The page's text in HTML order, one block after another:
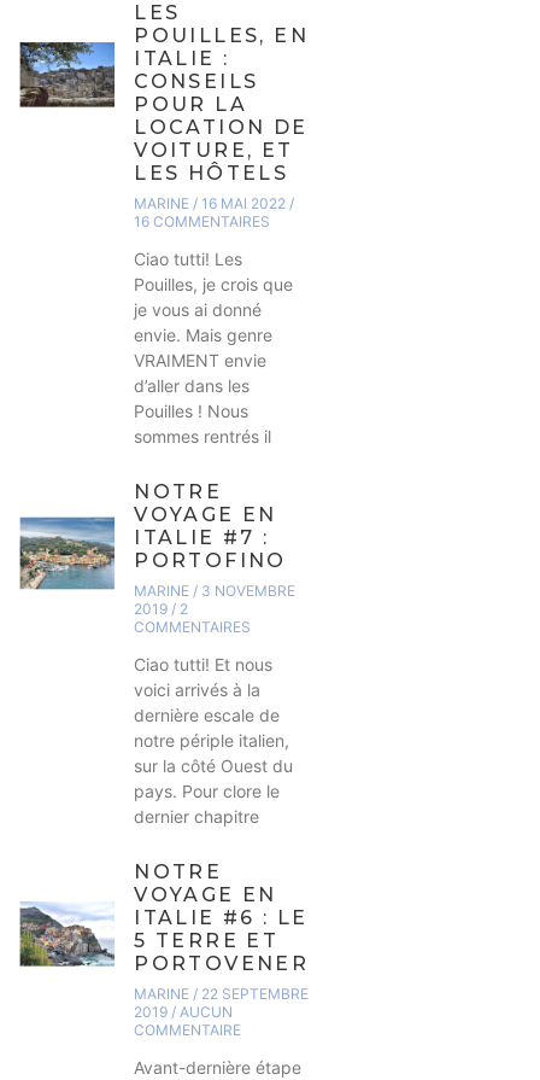
LES
POUILLES, EN
ITALIE :
CONSEILS
POUR LA
LOCATION DE
VOITURE, ET
LES HÔTELS
MARINE 16 MAI 2022
16 COMMENTAIRES
Ciao tutti! Les
Pouilles, je crois que
je vous ai donné
envie. Mais genre
VRAIMENT envie
d’aller dans les
Pouilles ! Nous
sommes rentrés il
NOTRE
VOYAGE EN
ITALIE #7 :
PORTOFINO
MARINE 3 NOVEMBRE
2019 2
COMMENTAIRES
Ciao tutti! Et nous
voici arrivés à la
dernière escale de
notre périple italien,
sur la côté Ouest du
pays. Pour clore le
dernier chapitre
NOTRE
VOYAGE EN
ITALIE #6 : LES
5 TERRE ET
PORTOVENERE
MARINE 22 SEPTEMBRE
2019 AUCUN
COMMENTAIRE
Avant-dernière étape